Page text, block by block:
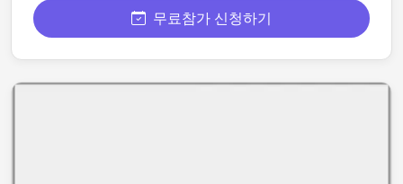
무료참가 신청하기